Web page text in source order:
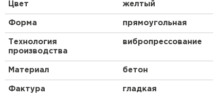
Цвет желтый
Форма прямоугольная
Технология
производства
вибропрессование
Материал бетон
Фактура гладкая